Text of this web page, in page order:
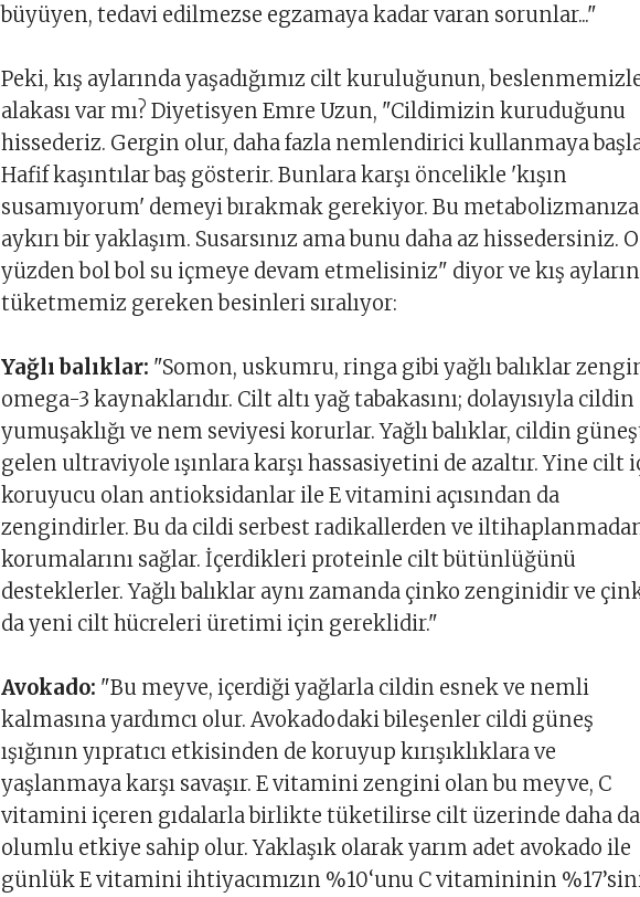
büyüyen, tedavi edilmezse egzamaya kadar varan sorunlar..."
Peki, kış aylarında yaşadığımız cilt kuruluğunun,
alakası var mı? Diyetisyen Emre Uzun, "Cildimizin kuruduğunu
hissederiz. Gergin olur, daha fazla nemlendirici kullanmaya
Hafif kaşıntılar baş gösterir. Bunlara karşı öncelikle 'kışın
susamıyorum' demeyi bırakmak gerekiyor. Bu metabolizmanıza
aykırı bir yaklaşım. Susarsınız ama bunu daha az hissedersiniz. O
yüzden bol bol su içmeye devam etmelisiniz" diyor ve kış
tüketmemiz gereken besinleri sıralıyor:
Yağlı balıklar: "Somon, uskumru, ringa gibi yağlı balıklar
omega-3 kaynaklarıdır. Cilt altı yağ tabakasını; dolayısıyla cildin
yumuşaklığı ve nem seviyesi korurlar. Yağlı balıklar, cildin
gelen ultraviyole ışınlara karşı hassasiyetini de azaltır. Yine cilt
koruyucu olan antioksidanlar ile E vitamini açısından da
zengindirler. Bu da cildi serbest radikallerden ve
korumalarını sağlar. İçerdikleri proteinle cilt bütünlüğünü
desteklerler. Yağlı balıklar aynı zamanda çinko zenginidir ve
da yeni cilt hücreleri üretimi için gereklidir."
Avokado: "Bu meyve, içerdiği yağlarla cildin esnek ve nemli
kalmasına yardımcı olur. Avokadodaki bileşenler cildi güneş
ışığının yıpratıcı etkisinden de koruyup kırışıklıklara ve
yaşlanmaya karşı savaşır. E vitamini zengini olan bu meyve, C
vitamini içeren gıdalarla birlikte tüketilirse cilt üzerinde daha da
olumlu etkiye sahip olur. Yaklaşık olarak yarım adet avokado ile
günlük E vitamini ihtiyacımızın %10‘unu C vitamininin